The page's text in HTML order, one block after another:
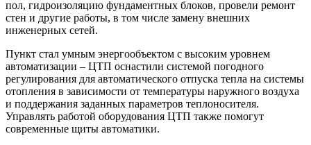
пол, гидроизоляцию фундаментных блоков, провели ремонт
стен и другие работы, в том числе замену внешних
инженерных сетей.
Пункт стал умным энергообъектом с высоким уровнем
автоматизации – ЦТП оснастили системой погодного
регулирования для автоматического отпуска тепла на системы
отопления в зависимости от температуры наружного воздуха
и поддержания заданных параметров теплоносителя.
Управлять работой оборудования ЦТП также помогут
современные щиты автоматики.